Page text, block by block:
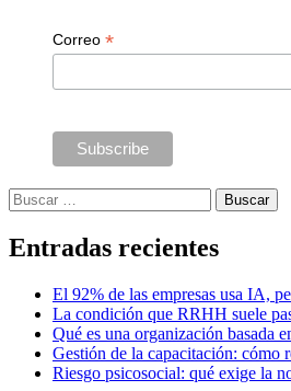
Correo *
Buscar:
Entradas recientes
El 92% de las empresas usa IA,
La condición que RRHH suele
Qué es una organización basada
Gestión de la capacitación: cómo
Riesgo psicosocial: qué exige la